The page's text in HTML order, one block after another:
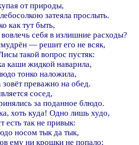
от природы,
затеяла прослыть.
как тут быть,
себя в излишние расходы?
— решит его не всяк,
такой вопрос пустяк:
каши жидкой наварила,
тонко наложила,
преважно на обед.
сосед,
за поданное блюдо.
хоть куда! Одно лишь худо,
есть так не привык:
носом тык да тык,
ему ни крошки не попало;